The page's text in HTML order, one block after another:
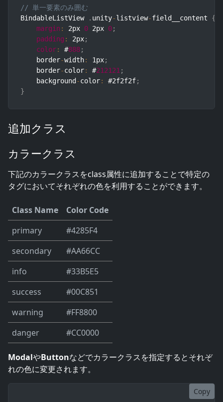
// 単一要素のみ囲む
BindableListView
. unity-listview-field__content {
margin : 2px 0 2px 0;
padding : 2px;
color: #888;
    border
-width: 1px;
    border
-color: #212121 ;
    background
-color: #2f2f2f;
}
追加クラス
カラークラス
下記のカラークラスをclass属性に追加することで特定の
タグにおいてそれぞれの色を利用することができます。
Class Name
Color Code
primary
#4285F4
secondary
#AA66CC
info
#33B5E5
success
#00C851
warning
#FF8800
danger
#CC0000
ModalやButtonなどでカラークラスを指定するとそれぞ
れの色に変更されます。
Copy